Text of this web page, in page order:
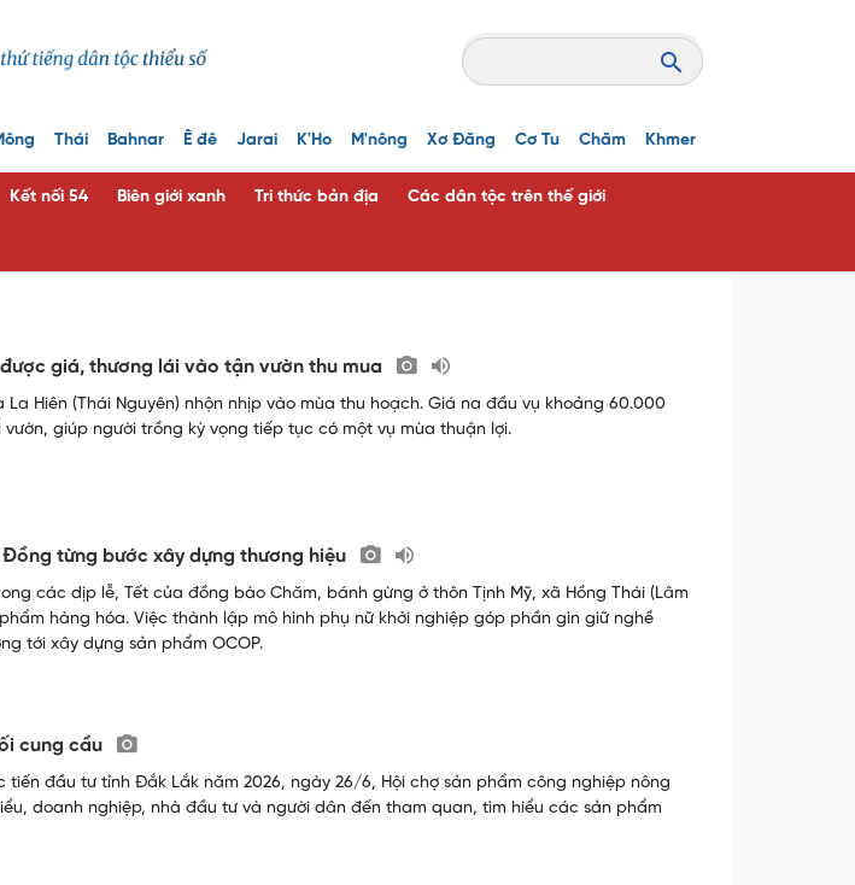
Thái Bahnar Ê đê Jarai K'Ho M'nông Xơ Đăng Cơ Tu Chăm Khmer
Kết nối 54 Biên giới xanh Tri thức bản địa Các dân tộc trên thế giới
được giá, thương lái vào tận vườn thu mua
Hiên (Thái Nguyên) nhộn nhịp vào mùa thu hoạch. Giá na đầu vụ khoảng 60.000
giúp người trồng kỳ vọng tiếp tục có một vụ mùa thuận lợi.
từng bước xây dựng thương hiệu
các dịp lễ, Tết của đồng bào Chăm, bánh gừng ở thôn Tịnh Mỹ, xã Hồng Thái (Lâm
hàng hóa. Việc thành lập mô hình phụ nữ khởi nghiệp góp phần gìn giữ nghề
tới xây dựng sản phẩm OCOP.
cung cầu
tiến đầu tư tỉnh Đắk Lắk năm 2026, ngày 26/6, Hội chợ sản phẩm công nghiệp nông
doanh nghiệp, nhà đầu tư và người dân đến tham quan, tìm hiểu các sản phẩm